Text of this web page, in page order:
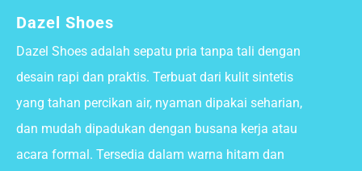
Dazel Shoes
Dazel Shoes adalah sepatu pria tanpa tali dengan
desain rapi dan praktis. Terbuat dari kulit sintetis
yang tahan percikan air, nyaman dipakai seharian,
dan mudah dipadukan dengan busana kerja atau
acara formal. Tersedia dalam warna hitam dan